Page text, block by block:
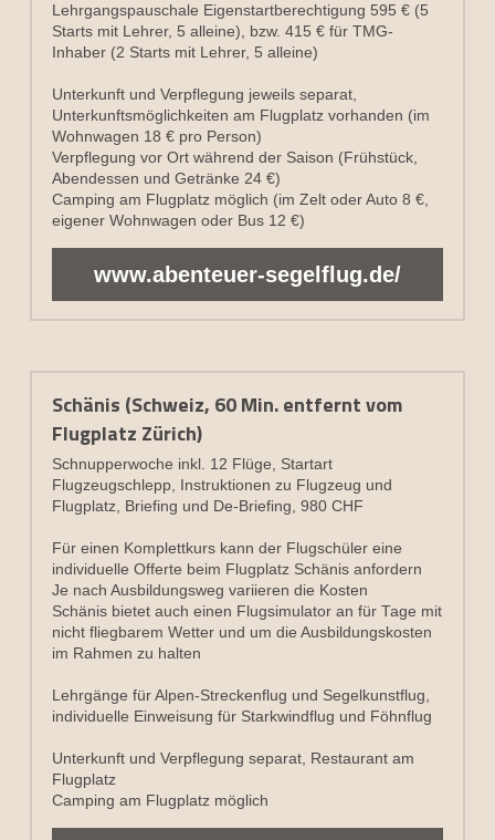
Lehrgangspauschale Eigenstartberechtigung 595 € (5
Starts mit Lehrer, 5 alleine), bzw. 415 € für TMG-
Inhaber (2 Starts mit Lehrer, 5 alleine)
Unterkunft und Verpflegung jeweils separat,
Unterkunftsmöglichkeiten am Flugplatz vorhanden (im
Wohnwagen 18 € pro Person)
Verpflegung vor Ort während der Saison (Frühstück,
Abendessen und Getränke 24 €)
Camping am Flugplatz möglich (im Zelt oder Auto 8 €,
eigener Wohnwagen oder Bus 12 €)
www.abenteuer-segelflug.de/
Schänis (Schweiz, 60 Min. entfernt vom
Flugplatz Zürich)
Schnupperwoche inkl. 12 Flüge, Startart
Flugzeugschlepp, Instruktionen zu Flugzeug und
Flugplatz, Briefing und De-Briefing, 980 CHF
Für einen Komplettkurs kann der Flugschüler eine
individuelle Offerte beim Flugplatz Schänis anfordern
Je nach Ausbildungsweg variieren die Kosten
Schänis bietet auch einen Flugsimulator an für Tage mit
nicht fliegbarem Wetter und um die Ausbildungskosten
im Rahmen zu halten
Lehrgänge für Alpen-Streckenflug und Segelkunstflug,
individuelle Einweisung für Starkwindflug und Föhnflug
Unterkunft und Verpflegung separat, Restaurant am
Flugplatz
Camping am Flugplatz möglich